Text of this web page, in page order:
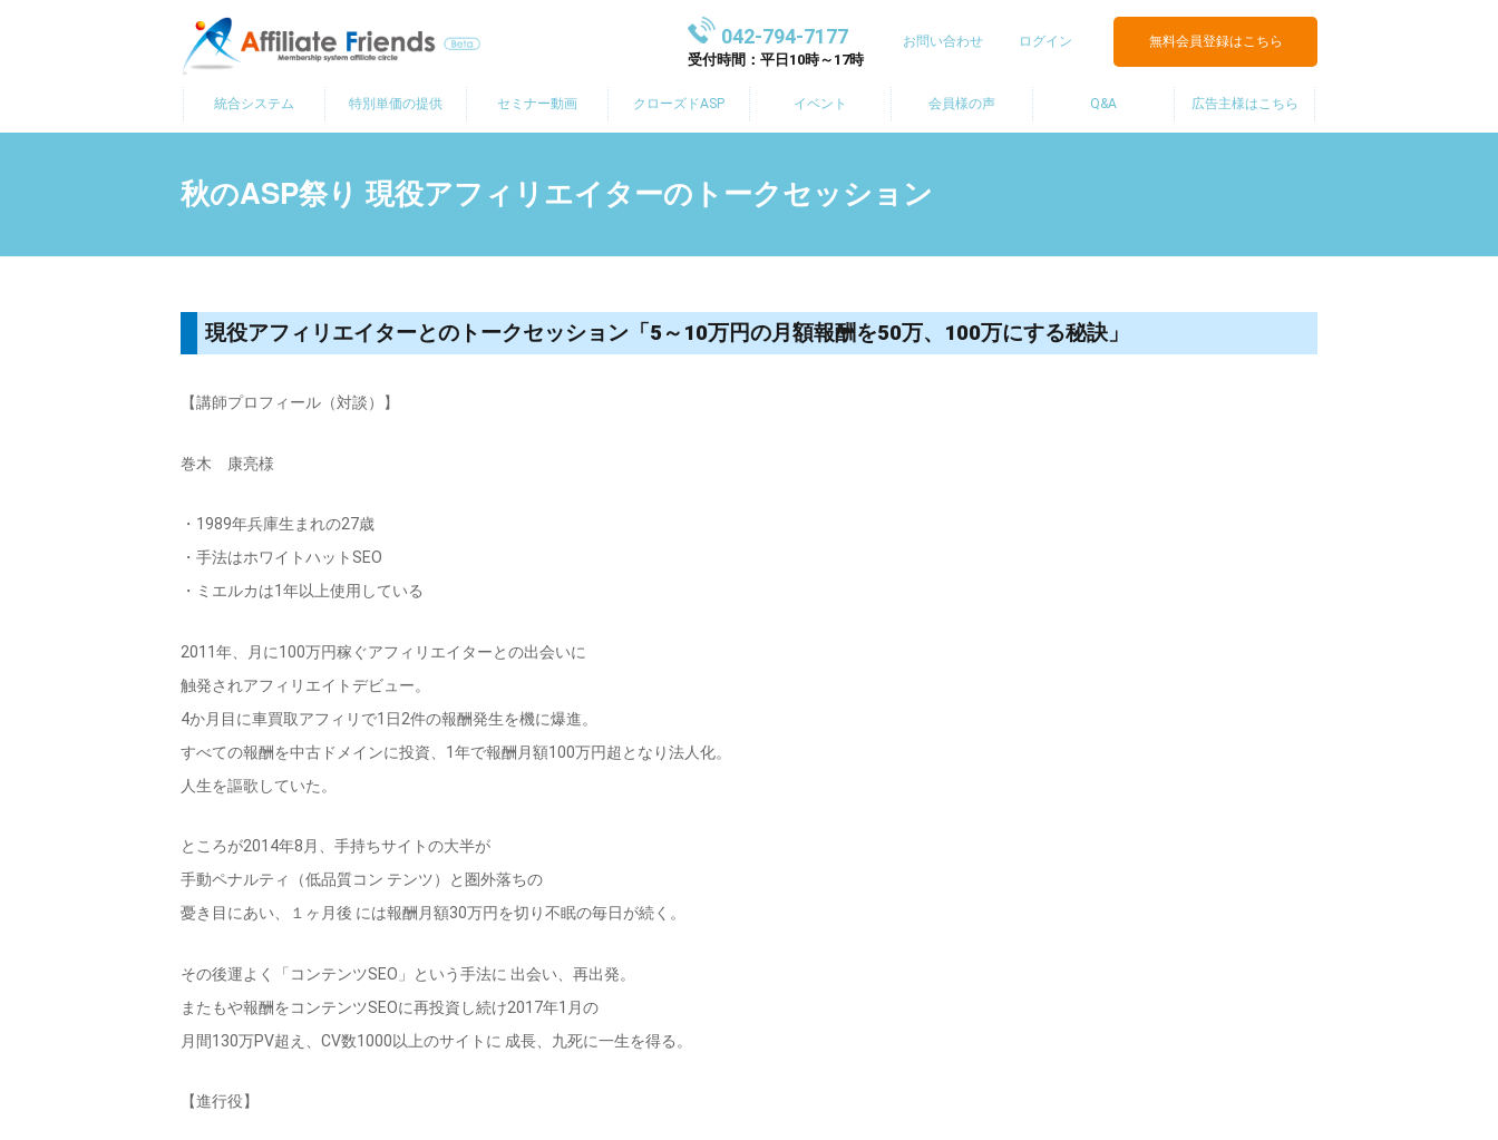
ツ
ッ
042-794-7177
受付時間：平日10時～17時
お問い合わせ ログイン 無料会員登録はこちら
統合システム 特別単価の提供 セミナー動画 クローズドASP イベント 会員様の声 Q&A 広告主様はこちら
秋のASP祭り 現役アフィリエイターのトークセッション
現役アフィリエイターとのトークセッション「5～10万円の月額報酬を50万、100万にする秘訣」
【講師プロフィール（対談）】
巻木 康亮様
・1989年兵庫生まれの27歳
・手法はホワイトハットSEO
・ミエルカは1年以上使用している
2011年、月に100万円稼ぐアフィリエイターとの出会いに
触発されアフィリエイトデビュー。
4か月目に車買取アフィリで1日2件の報酬発生を機に爆進。
すべての報酬を中古ドメインに投資、1年で報酬月額100万円超となり法人化。
人生を謳歌していた。
ところが2014年8月、手持ちサイトの大半が
手動ペナルティ（低品質コン テンツ）と圏外落ちの
憂き目にあい、１ヶ月後 には報酬月額30万円を切り不眠の毎日が続く。
その後運よく「コンテンツSEO」という手法に 出会い、再出発。
またもや報酬をコンテンツSEOに再投資し続け2017年1月の
月間130万PV超え、CV数1000以上のサイトに 成長、九死に一生を得る。
【進行役】